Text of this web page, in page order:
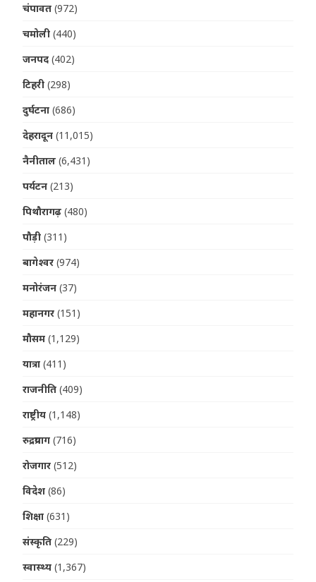
चंपावत (972)
चमोली (440)
जनपद (402)
टिहरी (298)
दुर्घटना (686)
देहरादून (11,015)
नैनीताल (6,431)
पर्यटन (213)
पिथौरागढ़ (480)
पौड़ी (311)
बागेश्वर (974)
मनोरंजन (37)
महानगर (151)
मौसम (1,129)
यात्रा (411)
राजनीति (409)
राष्ट्रीय (1,148)
रुद्रप्रयाग (716)
रोजगार (512)
विदेश (86)
शिक्षा (631)
संस्कृति (229)
स्वास्थ्य (1,367)